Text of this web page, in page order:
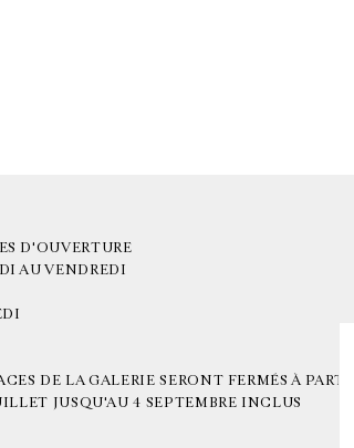
D'OUVERTURE
AU VENDREDI
DE LA GALERIE SERONT FERMÉS À PARTIR
JUSQU'AU 4 SEPTEMBRE INCLUS